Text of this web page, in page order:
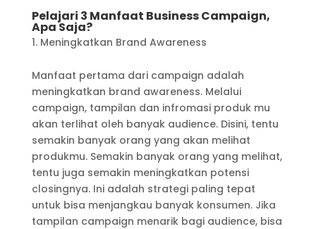
Pelajari 3 Manfaat Business Campaign,
Apa Saja?
Meningkatkan Brand Awareness
Manfaat pertama dari campaign adalah
meningkatkan brand awareness. Melalui
campaign, tampilan dan infromasi produk mu
akan terlihat oleh banyak audience. Disini, tentu
semakin banyak orang yang akan melihat
produkmu. Semakin banyak orang yang melihat,
tentu juga semakin meningkatkan potensi
closingnya. Ini adalah strategi paling tepat
untuk bisa menjangkau banyak konsumen. Jika
tampilan campaign menarik bagi audience, bisa